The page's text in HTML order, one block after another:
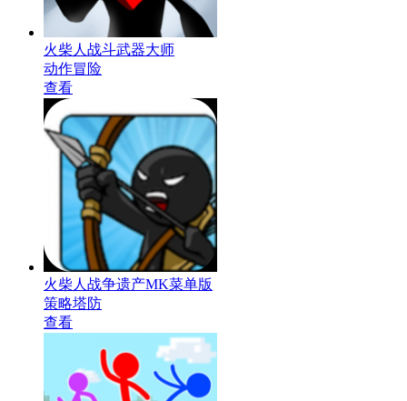
火柴人战斗武器大师
动作冒险
查看
火柴人战争遗产MK菜单版
策略塔防
查看